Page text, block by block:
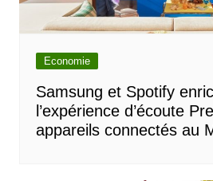
Economie
Samsung et Spotify
l’expérience d’écoute
appareils connectés au